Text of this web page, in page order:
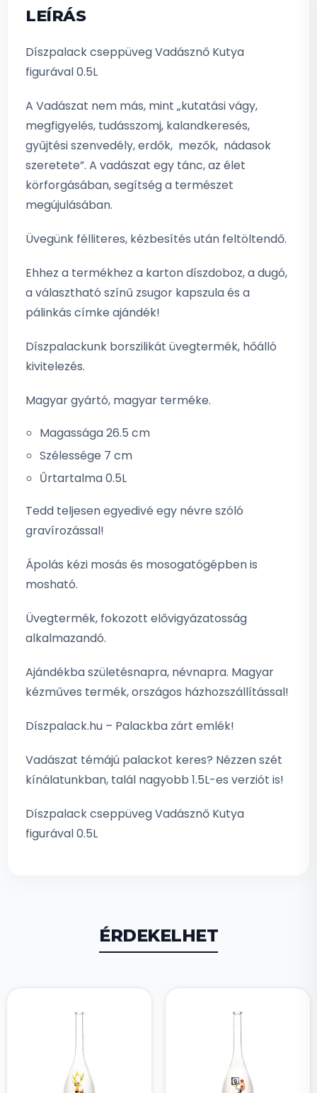
LEÍRÁS
Díszpalack cseppüveg Vadásznő Kutya
figurával 0.5L
A Vadászat nem más, mint „kutatási vágy,
megfigyelés, tudásszomj, kalandkeresés,
gyűjtési szenvedély, erdők, mezők, nádasok
szeretete”. A vadászat egy tánc, az élet
körforgásában, segítség a természet
megújulásában.
Üvegünk félliteres, kézbesítés után feltöltendő.
Ehhez a termékhez a karton díszdoboz, a dugó,
a választható színű zsugor kapszula és a
pálinkás címke ajándék!
Díszpalackunk borszilikát üvegtermék, hőálló
kivitelezés.
Magyar gyártó, magyar terméke.
Magassága 26.5 cm
Szélessége 7 cm
Űrtartalma 0.5L
Tedd teljesen egyedivé egy névre szóló
gravírozással!
Ápolás kézi mosás és mosogatógépben is
mosható.
Üvegtermék, fokozott elővigyázatosság
alkalmazandó.
Ajándékba születésnapra, névnapra. Magyar
kézműves termék, országos házhozszállítással!
Díszpalack.hu – Palackba zárt emlék!
Vadászat témájú palackot keres? Nézzen szét
kínálatunkban, talál nagyobb 1.5L-es verziót is!
Díszpalack cseppüveg Vadásznő Kutya
figurával 0.5L
ÉRDEKELHET